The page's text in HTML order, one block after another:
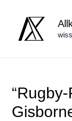
springen